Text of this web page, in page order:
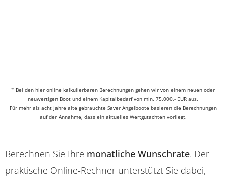
* Bei den hier online kalkulierbaren Berechnungen gehen wir von einem neuen oder
neuwertigen Boot und einem Kapitalbedarf von min. 75.000,- EUR aus.
Für mehr als acht Jahre alte gebrauchte Saver Angelboote basieren die Berechnungen
auf der Annahme, dass ein aktuelles Wertgutachten vorliegt.
Berechnen Sie Ihre monatliche Wunschrate. Der
praktische Online-Rechner unterstützt Sie dabei,